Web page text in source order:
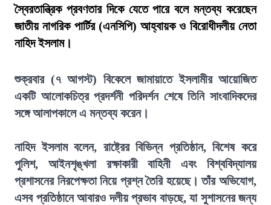
স্বৈরতান্ত্রিক প্রবণতার দিকে যেতে পারে বলে মন্তব্য করেছেন
জাতীয় নাগরিক পার্টির (এনসিপি) আহ্বায়ক ও বিরোধীদলীয় নেতা
নাহিদ ইসলাম।
শুক্রবার (৭ আগস্ট) বিকেলে জামায়াতে ইসলামীর আয়োজিত
একটি আলোকচিত্র প্রদর্শনী পরিদর্শন শেষে তিনি সাংবাদিকদের
সঙ্গে আলাপকালে এ মন্তব্য করেন।
নাহিদ ইসলাম বলেন, রাষ্ট্রের বিভিন্ন প্রতিষ্ঠান, বিশেষ করে
পুলিশ, আইনশৃঙ্খলা রক্ষাকারী বাহিনী এবং বিশ্ববিদ্যালয়
প্রশাসনের নিরপেক্ষতা নিয়ে প্রশ্ন তৈরি হয়েছে। তাঁর অভিযোগ,
এসব প্রতিষ্ঠানে আবারও দলীয় প্রভাব বাড়ছে, যা সুশাসনের জন্য